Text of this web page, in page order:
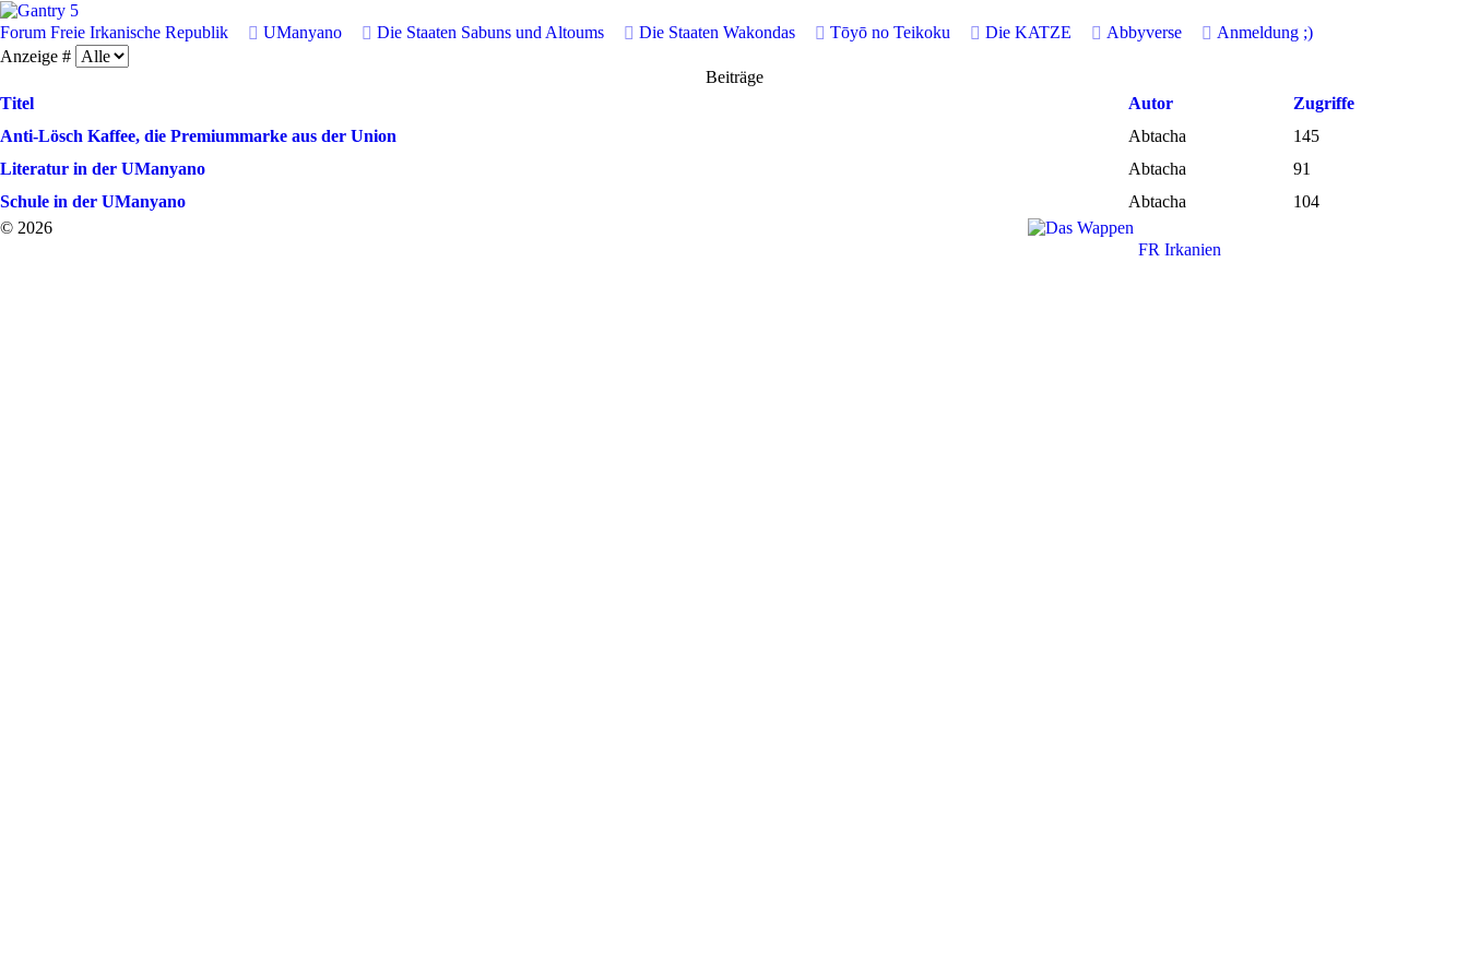
Forum Freie Irkanische Republik UManyano Die Staaten Sabuns und Altoums Die Staaten Wakondas Tōyō no Teikoku Die KATZE Abbyverse Anmeldung ;)
Anzeige #
Beiträge
Titel
Autor
Zugriffe
Anti-Lösch Kaffee, die Premiummarke aus der Union
Abtacha
145
Literatur in der UManyano
Abtacha
91
Schule in der UManyano
Abtacha
104
© 2026
FR Irkanien